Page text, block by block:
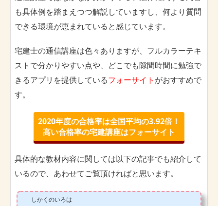
も具体例を踏まえつつ解説していますし、何より質問
できる環境が恵まれていると感じています。
宅建士の通信講座は色々ありますが、フルカラーテキ
ストで分かりやすい点や、どこでも隙間時間に勉強で
きるアプリを提供しているフォーサイトがおすすめで
す。
2020年度の合格率は全国平均の3.92倍！
高い合格率の宅建講座はフォーサイト
具体的な教材内容に関しては以下の記事でも紹介して
いるので、あわせてご覧頂ければと思います。
しかくのいろは